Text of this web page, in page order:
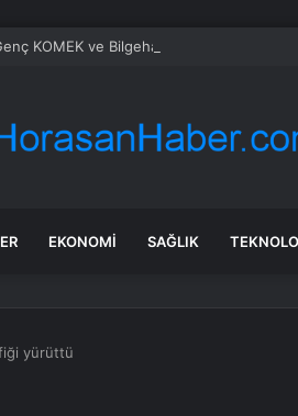
KOMEK ve Bilgehanelerde 30 Bin
EKONOMI SAĞLIK
yürüttü